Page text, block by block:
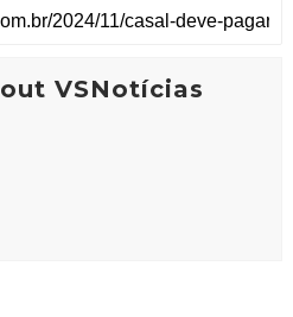
VSNotícias